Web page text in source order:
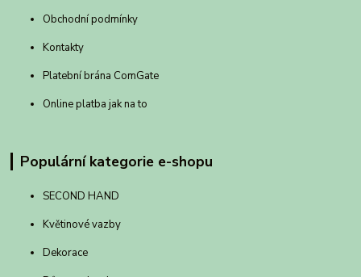
Obchodní podmínky
Kontakty
Platební brána ComGate
Online platba jak na to
Populární kategorie e-shopu
SECOND HAND
Květinové vazby
Dekorace